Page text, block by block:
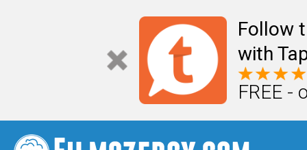
Follow
with
FREE -